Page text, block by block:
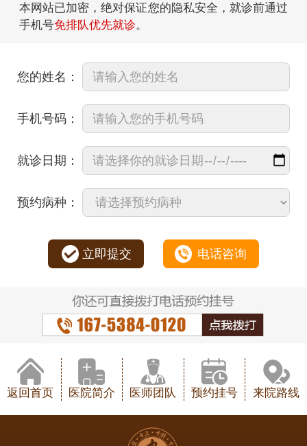
本网站已加密，绝对保证您的隐私安全，就诊前通过
手机号免排队优先就诊。
您的姓名：
手机号码：
就诊日期：
预约病种：
立即提交 电话咨询
返回首页 医院简介 医师团队 预约挂号 来院路线